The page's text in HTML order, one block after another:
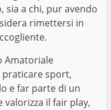
sia a chi, pur avendo
rimettersi in
Amatoriale
sport,
e far parte di un
il fair play,